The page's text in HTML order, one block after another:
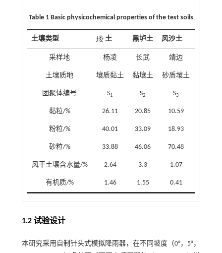
Table 1 Basic physicochemical properties of the test soils
土壤类型 土 黑垆土 风沙土
采样地 杨凌 长武 靖边
土壤质地 壤质黏土 黏壤土 砂质壤土
团聚体编号 S1 S2 S3
黏粒/% 26.11 20.85 10.59
粉粒/% 40.01 33.09 18.93
砂粒/% 33.88 46.06 70.48
风干土壤含水量/% 2.64 3.3 1.07
有机质/% 1.46 1.55 0.41
1.2 试验设计
本研究采用自制针头式模拟降雨器，在不同坡度（0°，5°，